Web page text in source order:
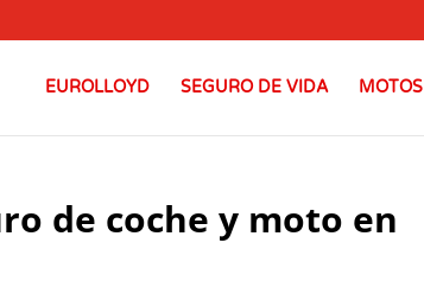
EUROLLOYD SEGURO DE VIDA MOTOS
de coche y moto en